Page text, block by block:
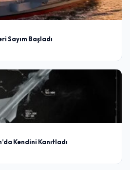
Sayım Başladı
Kendini Kanıtladı